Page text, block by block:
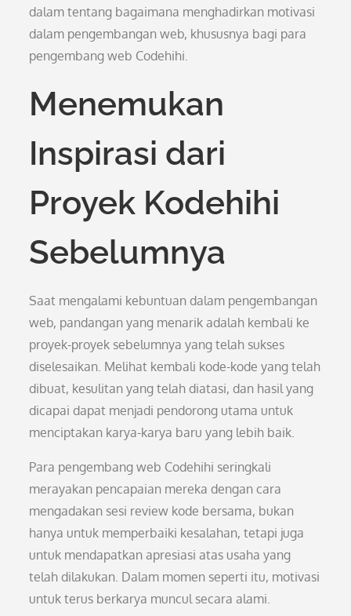
dalam tentang bagaimana menghadirkan motivasi
dalam pengembangan web, khususnya bagi para
pengembang web Codehihi.
Menemukan
Inspirasi dari
Proyek Kodehihi
Sebelumnya
Saat mengalami kebuntuan dalam pengembangan
web, pandangan yang menarik adalah kembali ke
proyek-proyek sebelumnya yang telah sukses
diselesaikan. Melihat kembali kode-kode yang telah
dibuat, kesulitan yang telah diatasi, dan hasil yang
dicapai dapat menjadi pendorong utama untuk
menciptakan karya-karya baru yang lebih baik.
Para pengembang web Codehihi seringkali
merayakan pencapaian mereka dengan cara
mengadakan sesi review kode bersama, bukan
hanya untuk memperbaiki kesalahan, tetapi juga
untuk mendapatkan apresiasi atas usaha yang
telah dilakukan. Dalam momen seperti itu, motivasi
untuk terus berkarya muncul secara alami.